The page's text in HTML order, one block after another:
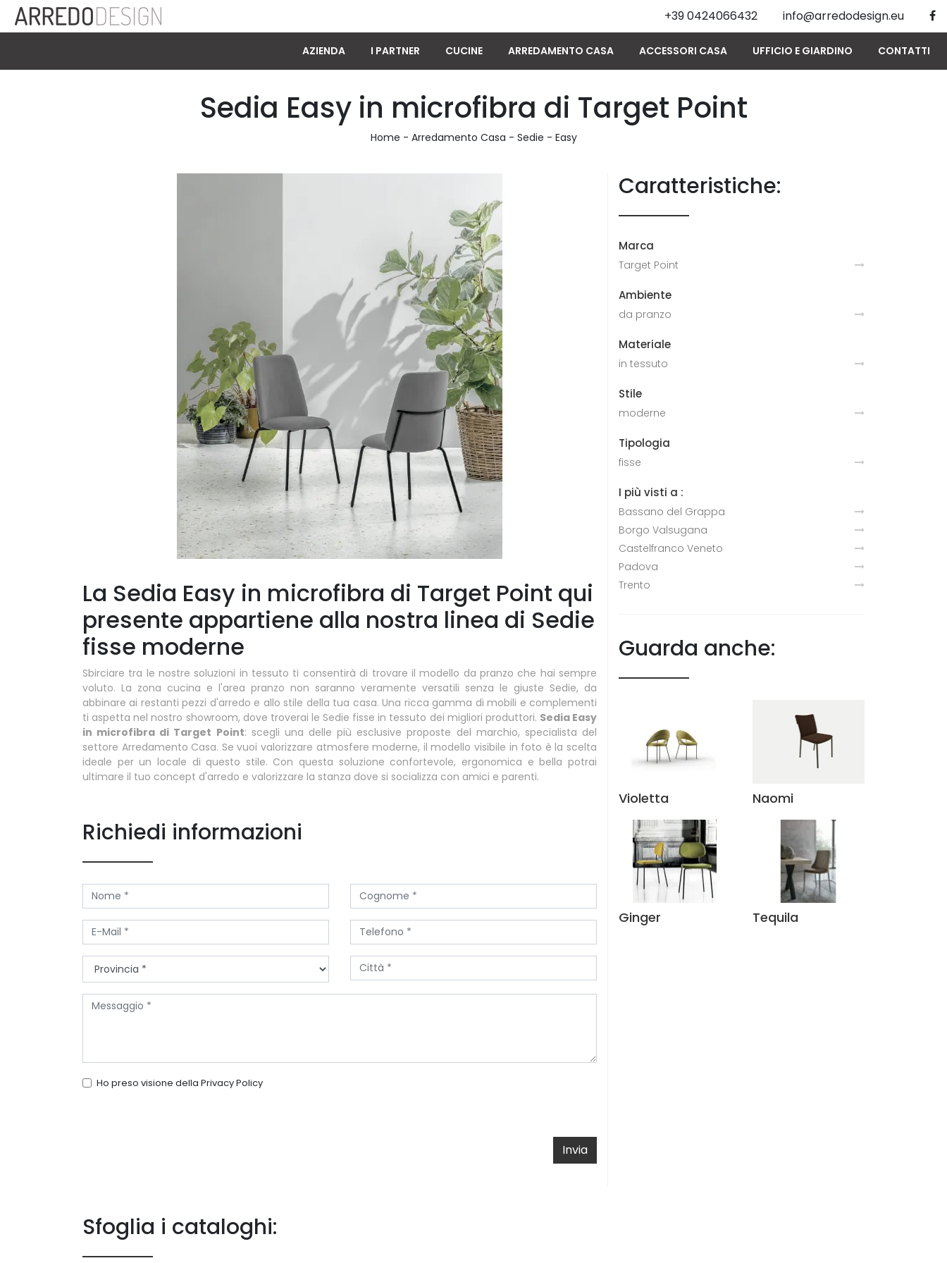
+39 0424066432 info@arredodesign.eu
AZIENDA I PARTNER CUCINE ARREDAMENTO CASA ACCESSORI CASA UFFICIO E GIARDINO CONTATTI
Sedia Easy in microfibra di Target Point
Home - Arredamento Casa - Sedie - Easy
La Sedia Easy in microfibra di Target Point qui
presente appartiene alla nostra linea di Sedie
fisse moderne
Sbirciare tra le nostre soluzioni in tessuto ti consentirà di trovare il modello da pranzo che hai sempre
voluto. La zona cucina e l'area pranzo non saranno veramente versatili senza le giuste Sedie, da
abbinare ai restanti pezzi d'arredo e allo stile della tua casa. Una ricca gamma di mobili e complementi
ti aspetta nel nostro showroom, dove troverai le Sedie fisse in tessuto dei migliori produttori. Sedia Easy
in microfibra di Target Point: scegli una delle più esclusive proposte del marchio, specialista del
settore Arredamento Casa. Se vuoi valorizzare atmosfere moderne, il modello visibile in foto è la scelta
ideale per un locale di questo stile. Con questa soluzione confortevole, ergonomica e bella potrai
ultimare il tuo concept d'arredo e valorizzare la stanza dove si socializza con amici e parenti.
Richiedi informazioni
Ho preso visione della Privacy Policy
Invia
Caratteristiche:
Marca
Target Point
Ambiente
da pranzo
Materiale
in tessuto
Stile
moderne
Tipologia
fisse
I più visti a :
Bassano del Grappa
Borgo Valsugana
Castelfranco Veneto
Padova
Trento
Guarda anche:
Violetta Naomi
Ginger Tequila
Sfoglia i cataloghi: